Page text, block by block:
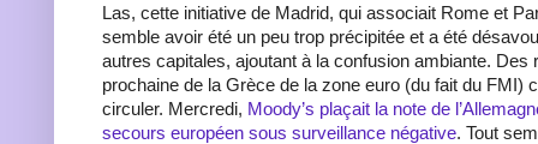
Las, cette initiative de Madrid, qui associait Rome et
semble avoir été un peu trop précipitée et a été
autres capitales, ajoutant à la confusion ambiante. Des
prochaine de la Grèce de la zone euro (du fait du FMI)
circuler. Mercredi, Moody’s plaçait la note de
secours européen sous surveillance négative. Tout